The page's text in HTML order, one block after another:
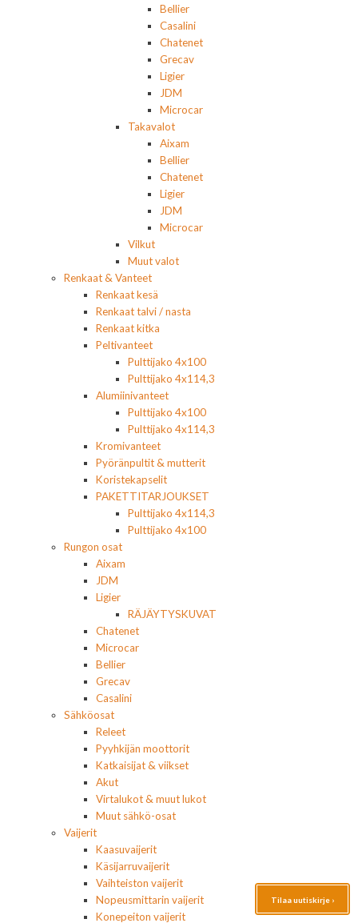
Bellier
Casalini
Chatenet
Grecav
Ligier
JDM
Microcar
Takavalot
Aixam
Bellier
Chatenet
Ligier
JDM
Microcar
Vilkut
Muut valot
Renkaat & Vanteet
Renkaat kesä
Renkaat talvi / nasta
Renkaat kitka
Peltivanteet
Pulttijako 4x100
Pulttijako 4x114,3
Alumiinivanteet
Pulttijako 4x100
Pulttijako 4x114,3
Kromivanteet
Pyöränpultit & mutterit
Koristekapselit
PAKETTITARJOUKSET
Pulttijako 4x114,3
Pulttijako 4x100
Rungon osat
Aixam
JDM
Ligier
RÄJÄYTYSKUVAT
Chatenet
Microcar
Bellier
Grecav
Casalini
Sähköosat
Releet
Pyyhkijän moottorit
Katkaisijat & viikset
Akut
Virtalukot & muut lukot
Muut sähkö-osat
Vaijerit
Kaasuvaijerit
Käsijarruvaijerit
Vaihteiston vaijerit
Nopeusmittarin vaijerit
Konepeiton vaijerit
Tilaa uutiskirje ›